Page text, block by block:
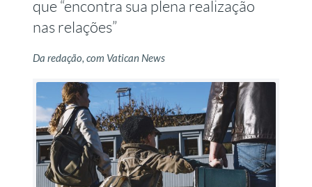
que “encontra sua plena realização
nas relações”
Da redação, com Vatican News